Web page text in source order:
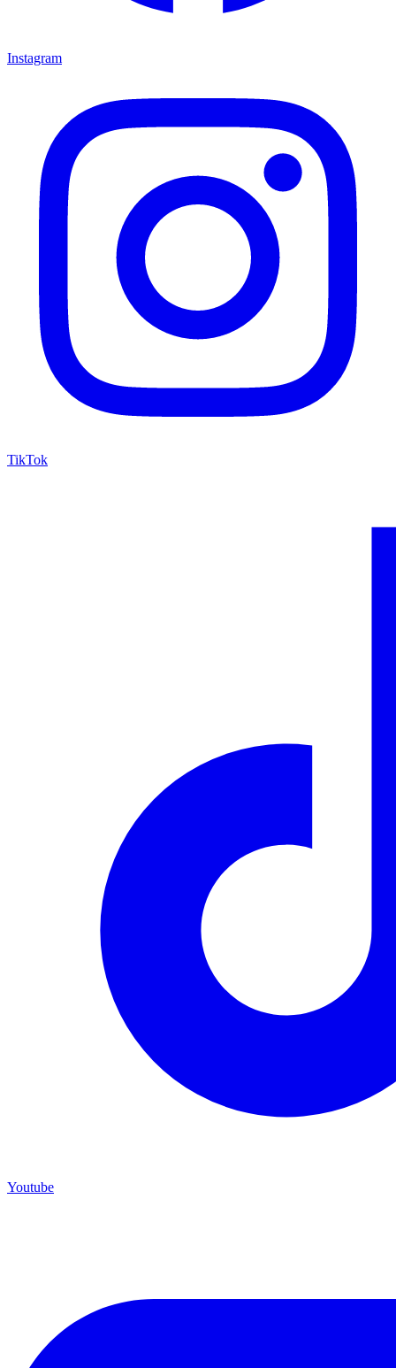
Instagram
TikTok
Youtube